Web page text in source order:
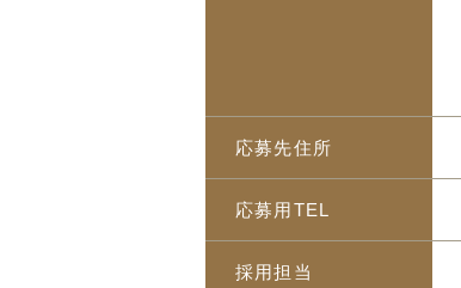
応募先住所
応募用TEL
採用担当